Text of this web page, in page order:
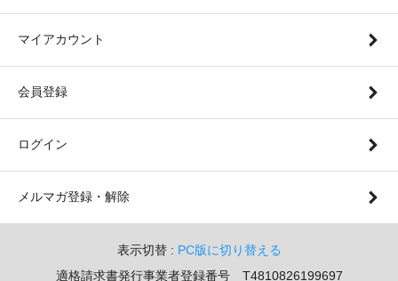
マイアカウント
会員登録
ログイン
メルマガ登録・解除
表示切替 : PC版に切り替える
適格請求書発行事業者登録番号 T4810826199697